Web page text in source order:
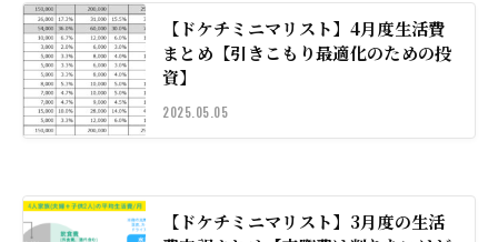
【ドケチミニマリスト】4月度生活費
まとめ【引きこもり最適化のための投
資】
2025.05.05
【ドケチミニマリスト】3月度の生活